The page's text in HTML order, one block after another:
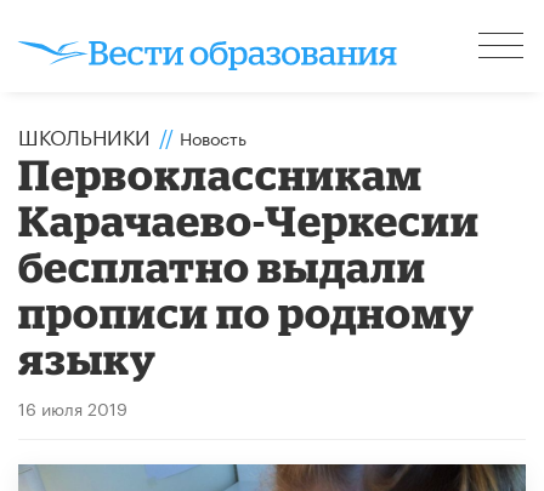
ШКОЛЬНИКИ // Новость
Первоклассникам
Карачаево-Черкесии
бесплатно выдали
прописи по родному
языку
16 июля 2019